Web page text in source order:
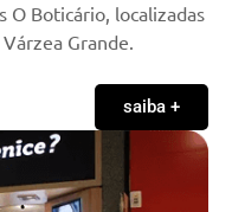
O Boticário, localizadas
Grande.
saiba +